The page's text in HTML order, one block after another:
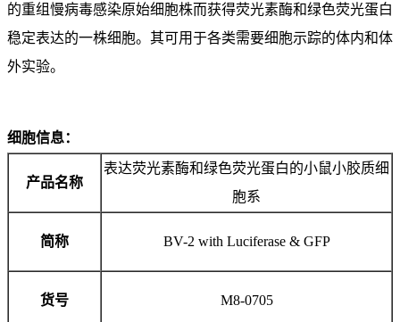
的重组慢病毒感染原始细胞株而获得荧光素酶和绿色荧光蛋白
稳定表达的一株细胞。其可用于各类需要细胞示踪的体内和体
外实验。
细胞信息：
产品名称
表达荧光素酶和绿色荧光蛋白的小鼠小胶质细
胞系
简称 BV-2 with Luciferase & GFP
货号 M8-0705